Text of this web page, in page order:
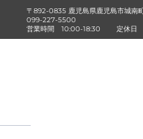
〒892-0835 鹿児島県鹿児島市城南
099-227-5500
営業時間
10:00-18:30 定休日